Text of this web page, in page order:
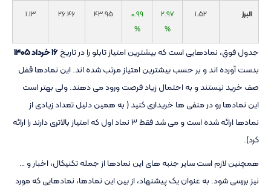
البرز 1.52
2.97
%
0.99
%
43.95
26.46
1.13
جدول فوق، نمادهایی است که بیشترین امتیاز تابلو را در تاریخ۱۶ خرداد ۱۴۰۵
بدست آورده اند و بر حسب بیشترین امتیاز مرتب شده اند. این نمادها قفل
صف خرید نیستند و به احتمال زیاد فرصت ورود می دهند. ولی بهتر است
این نمادها رو در منفی ها خریداری کنید ( به همین دلیل تعداد زیادی از
نمادها ارائه شده است و می شد فقط ۳ نماد اول که امتیاز بالاتری دارند را ارائه
کرد).
همچنین لازم است سایر جنبه های این نمادها از جمله تکنیکال، اخبار و …
نیز بررسی شود. به عنوان یک پیشنهاد، از بین این نمادها، نمادهایی که مورد